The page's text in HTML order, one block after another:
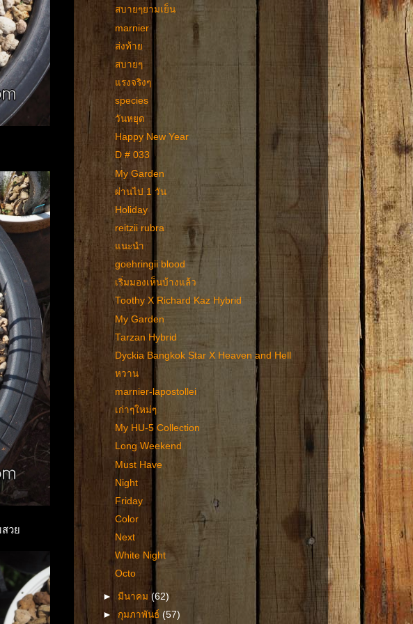
สวย
สบายๆยามเย็น
marnier
ส่งท้าย
สบายๆ
แรงจริงๆ
species
วันหยุด
Happy New Year
D # 033
My Garden
ผ่านไป 1 วัน
Holiday
reitzii rubra
แนะนำ
goehringii blood
เริ่มมองเห็นบ้างแล้ว
Toothy X Richard Kaz Hybrid
My Garden
Tarzan Hybrid
Dyckia Bangkok Star X Heaven and Hell
หวาน
marnier-lapostollei
เก่าๆใหม่ๆ
My HU-5 Collection
Long Weekend
Must Have
Night
Friday
Color
Next
White Night
Octo
►มีนาคม(62)
► กุมภาพันธ์(57)